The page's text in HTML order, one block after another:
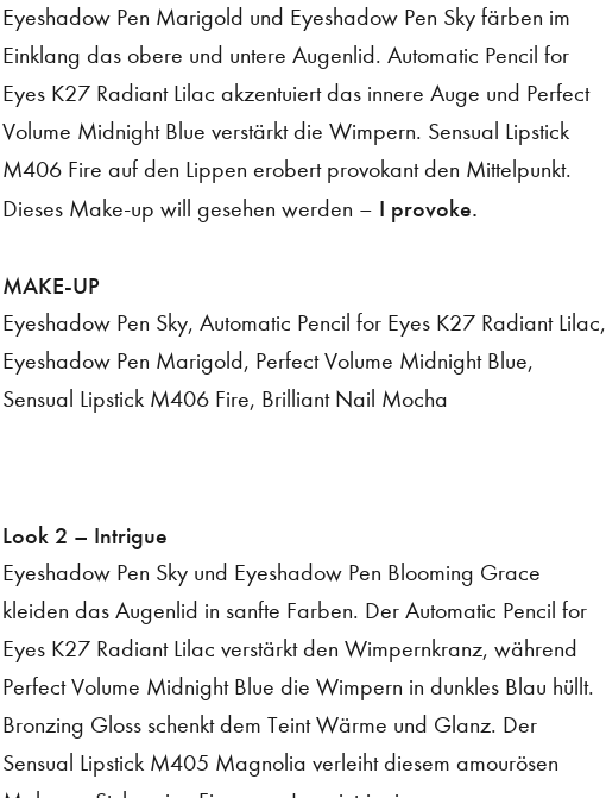
Eyeshadow Pen Marigold und Eyeshadow Pen Sky färben im
Einklang das obere und untere Augenlid. Automatic Pencil for
Eyes K27 Radiant Lilac akzentuiert das innere Auge und Perfect
Volume Midnight Blue verstärkt die Wimpern. Sensual Lipstick
M406 Fire auf den Lippen erobert provokant den Mittelpunkt.
Dieses Make-up will gesehen werden – I provoke.
MAKE-UP
Eyeshadow Pen Sky, Automatic Pencil for Eyes K27 Radiant Lilac,
Eyeshadow Pen Marigold, Perfect Volume Midnight Blue,
Sensual Lipstick M406 Fire, Brilliant Nail Mocha
Look 2 – Intrigue
Eyeshadow Pen Sky und Eyeshadow Pen Blooming Grace
kleiden das Augenlid in sanfte Farben. Der Automatic Pencil for
Eyes K27 Radiant Lilac verstärkt den Wimpernkranz, während
Perfect Volume Midnight Blue die Wimpern in dunkles Blau hüllt.
Bronzing Gloss schenkt dem Teint Wärme und Glanz. Der
Sensual Lipstick M405 Magnolia verleiht diesem amourösen